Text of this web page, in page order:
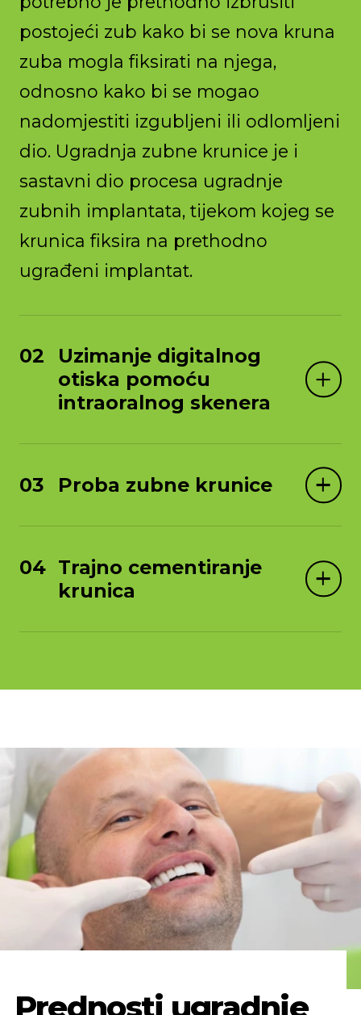
postojeći zub kako bi se nova kruna
zuba mogla fiksirati na njega,
odnosno kako bi se mogao
nadomjestiti izgubljeni ili odlomljeni
dio. Ugradnja zubne krunice je i
sastavni dio procesa ugradnje
zubnih implantata, tijekom kojeg se
krunica fiksira na prethodno
ugrađeni implantat.
Uzimanje digitalnog
otiska pomoću
intraoralnog skenera
Proba zubne krunice
Trajno cementiranje
krunica
Prednosti ugradnje